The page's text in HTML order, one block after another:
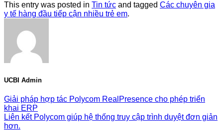
This entry was posted in Tin tức and tagged Các chuyên gia
y tế hàng đầu tiếp cận nhiều trẻ em.
UCBI Admin
Giải pháp hợp tác Polycom RealPresence cho phép triển
khai ERP
Liên kết Polycom giúp hệ thống truy cập trình duyệt đơn giản
hơn.